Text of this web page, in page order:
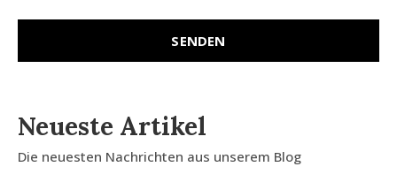
SENDEN
Neueste Artikel
Die neuesten Nachrichten aus unserem Blog